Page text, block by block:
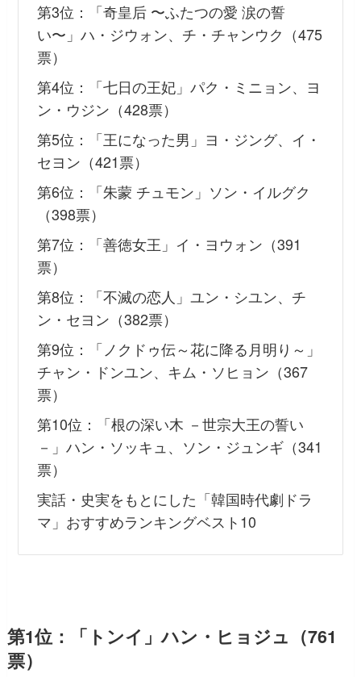
第3位：「奇皇后 〜ふたつの愛 涙の誓
い〜」ハ・ジウォン、チ・チャンウク（475
票）
第4位：「七日の王妃」パク・ミニョン、ヨ
ン・ウジン（428票）
第5位：「王になった男」ヨ・ジング、イ・
セヨン（421票）
第6位：「朱蒙 チュモン」ソン・イルグク
（398票）
第7位：「善徳女王」イ・ヨウォン（391
票）
第8位：「不滅の恋人」ユン・シユン、チ
ン・セヨン（382票）
第9位：「ノクドゥ伝～花に降る月明り～」
チャン・ドンユン、キム・ソヒョン（367
票）
第10位：「根の深い木 －世宗大王の誓い
－」ハン・ソッキュ、ソン・ジュンギ（341
票）
実話・史実をもとにした「韓国時代劇ドラ
マ」おすすめランキングベスト10
第1位：「トンイ」ハン・ヒョジュ（761
票）